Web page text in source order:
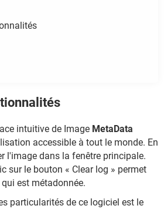
intuitive de Image MetaData
accessible à tout le monde. En
l'image dans la fenêtre principale.
sur le bouton « Clear log » permet
est métadonnée.
particularités de ce logiciel est le